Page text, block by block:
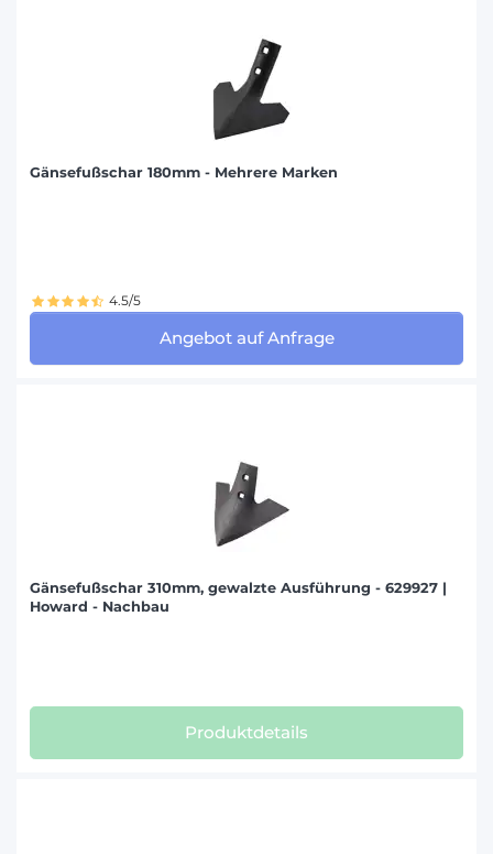
Gänsefußschar 180mm - Mehrere Marken
4.5/5
Angebot auf Anfrage
Gänsefußschar 310mm, gewalzte Ausführung - 629927 |
Howard - Nachbau
Produktdetails